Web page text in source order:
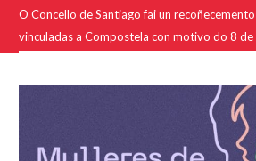
O Concello de Santiago fai un
vinculadas a Compostela con motivo do 8 de